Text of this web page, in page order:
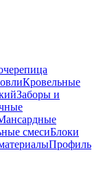
Кровельные
Заборы и
смесиБлоки
Профиль